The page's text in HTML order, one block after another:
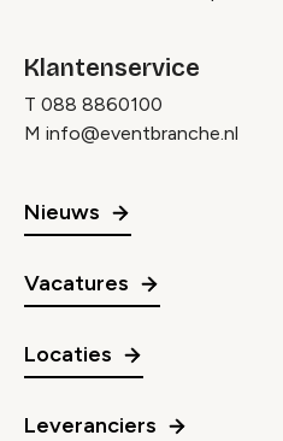
Klantenservice
T 088 8860100
M info@eventbranche.nl
Nieuws
Vacatures
Locaties
Leveranciers